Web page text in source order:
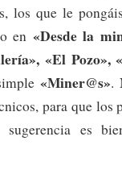
los que le
en «Desde la
«El Pozo»,
«Miner@s».
para que los
es